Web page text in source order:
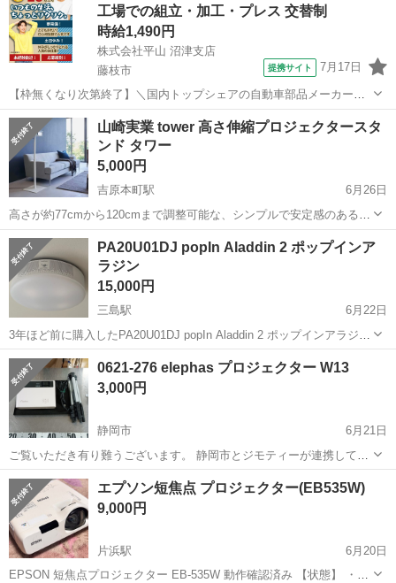
態は、キレイですので問題...
100インチ
工場での組立・加工・プレス 交替制
時給1,490円
株式会社平山 沼津支店
藤枝市
提携サイト 7月17日
【枠無くなり次第終了】＼国内トップシェアの自動車部品メーカーで
の勤務！／暮らしやすさ抜群の藤枝市での勤務です！初めてさんも安
心のカンタン作業！交替勤務で効率よく稼げる♪ 【未経験歓迎】軽い
ドアミラーの組立スタッフ｜新設のキ...
静岡 藤枝市 その他
山崎実業 tower 高さ伸縮プロジェクタースタ
ンド タワー
5,000円
吉原本町駅
6月26日
高さが約77cmから120cmまで調整可能な、シンプルで安定感のあるホ
ワイトカラーのプロジェクター用スタンドです。 - カラー: ホワイト -
高さ調整範囲: 約77cm～120cm - 天板サイズ: 約25cm×25cm...
静岡 富士市
プロジェクター、ホームシアター
PA20U01DJ popIn Aladdin 2 ポップインア
ラジン
15,000円
三島駅
6月22日
3年ほど前に購入したPA20U01DJ popIn Aladdin 2 ポップインアラジン
です。 【購入時価格】55000円程度でした。 【商品仕様】 【LEDシー
リングライト】 年齢と畳数の目安：20代 〜8畳、40代...
静岡 三島市 プロジェクター、ホームシアター
0621-276 elephas プロジェクター W13
3,000円
静岡市
6月21日
ご覧いただき有り難うございます。 静岡市とジモティーが連携して運
営しています。 粗⼤ごみ等の減量を⽬的に、まだ使えるものをリユー
スしています。 ★★★★★ ご自宅にある不要品を是非ジモティースポ
ットへお持...
静岡 静岡市 プロジェクター、ホームシアター
エプソン短焦点 プロジェクター(EB535W)
9,000円
片浜駅
6月20日
EPSON 短焦点プロジェクター EB-535W 動作確認済み 【状態】 ・外